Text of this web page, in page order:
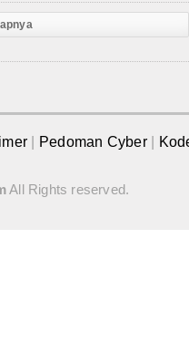
Pedoman Cyber
All Rights reserved.